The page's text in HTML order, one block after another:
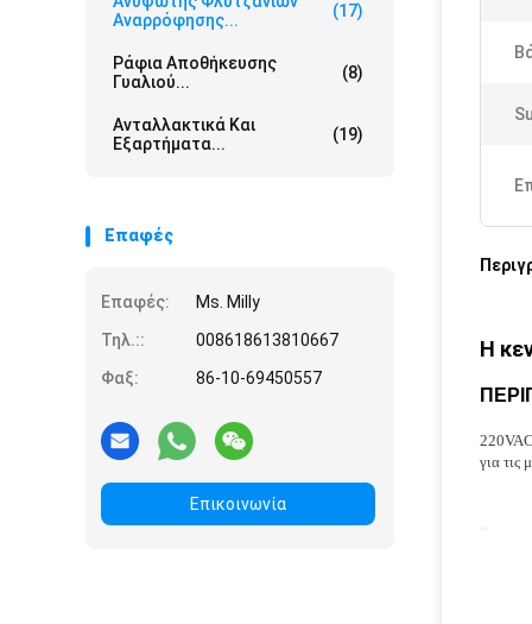
Αναρρόφησης...
(17)
Ράφια Αποθήκευσης
Γυαλιού...
(8)
Ανταλλακτικά Και
Εξαρτήματα...
(19)
Επαφές
Επαφές:
Ms. Milly
Τηλ.::
008618613810667
Φαξ:
86-10-69450557
Επικοινωνία
Η
για τις